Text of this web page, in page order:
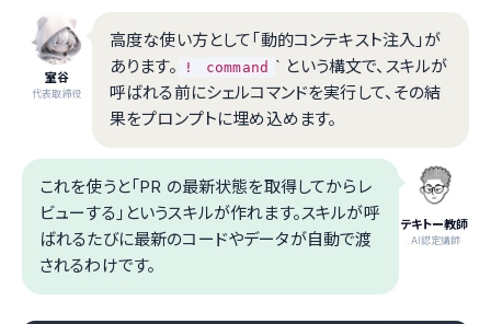
室谷
代表取締役
高度な使い方として「動的コンテキスト注入」が
あります。
! command ` という構文で、スキルが
呼ばれる前にシェルコマンドを実行して、その結
果をプロンプトに埋め込めます。
テキトー教師
.AI認定講師
これを使うと「PR の最新状態を取得してからレ
ビューする」というスキルが作れます。スキルが呼
ばれるたびに最新のコードやデータが自動で渡
されるわけです。